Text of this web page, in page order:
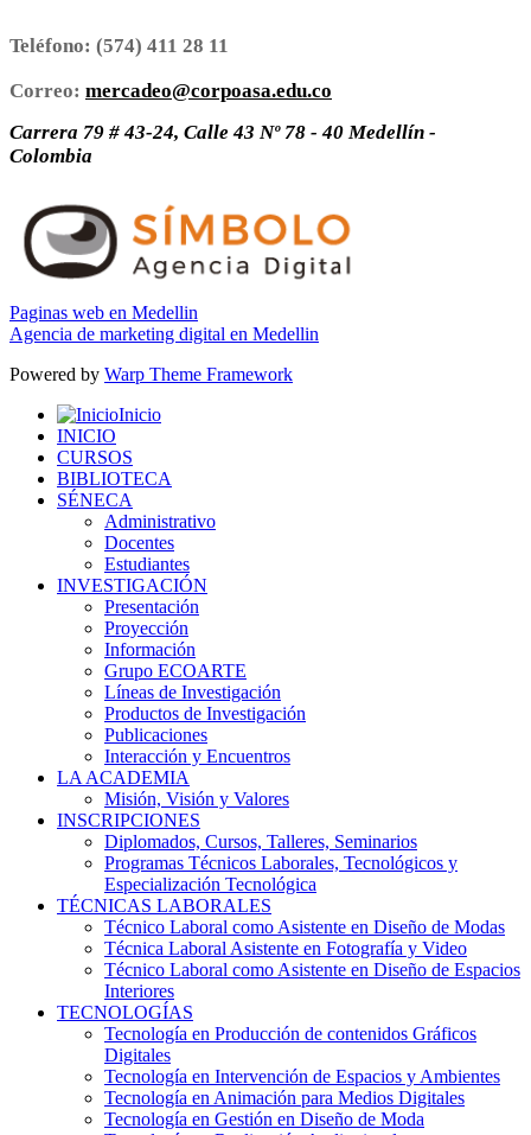
Teléfono: (574) 411 28 11
Correo: mercadeo@corpoasa.edu.co
Carrera 79 # 43-24, Calle 43 Nº 78 - 40 Medellín -
Colombia
Paginas web en Medellin
Agencia de marketing digital en Medellin
Powered by Warp Theme Framework
Inicio
INICIO
CURSOS
BIBLIOTECA
SÉNECA
Administrativo
Docentes
Estudiantes
INVESTIGACIÓN
Presentación
Proyección
Información
Grupo ECOARTE
Líneas de Investigación
Productos de Investigación
Publicaciones
Interacción y Encuentros
LA ACADEMIA
Misión, Visión y Valores
INSCRIPCIONES
Diplomados, Cursos, Talleres, Seminarios
Programas Técnicos Laborales, Tecnológicos y
Especialización Tecnológica
TÉCNICAS LABORALES
Técnico Laboral como Asistente en Diseño de Modas
Técnica Laboral Asistente en Fotografía y Video
Técnico Laboral como Asistente en Diseño de Espacios
Interiores
TECNOLOGÍAS
Tecnología en Producción de contenidos Gráficos
Digitales
Tecnología en Intervención de Espacios y Ambientes
Tecnología en Animación para Medios Digitales
Tecnología en Gestión en Diseño de Moda